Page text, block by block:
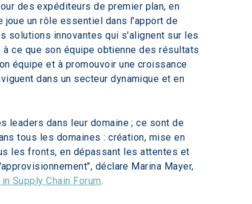
des expéditeurs de premier plan, en
un rôle essentiel dans l'apport de
solutions innovantes qui s'alignent sur les
ce que son équipe obtienne des résultats
équipe et à promouvoir une croissance
dans un secteur dynamique et en
leaders dans leur domaine ; ce sont de
tous les domaines : création, mise en
les fronts, en dépassant les attentes et
déclare Marina Mayer,
Supply Chain Forum.